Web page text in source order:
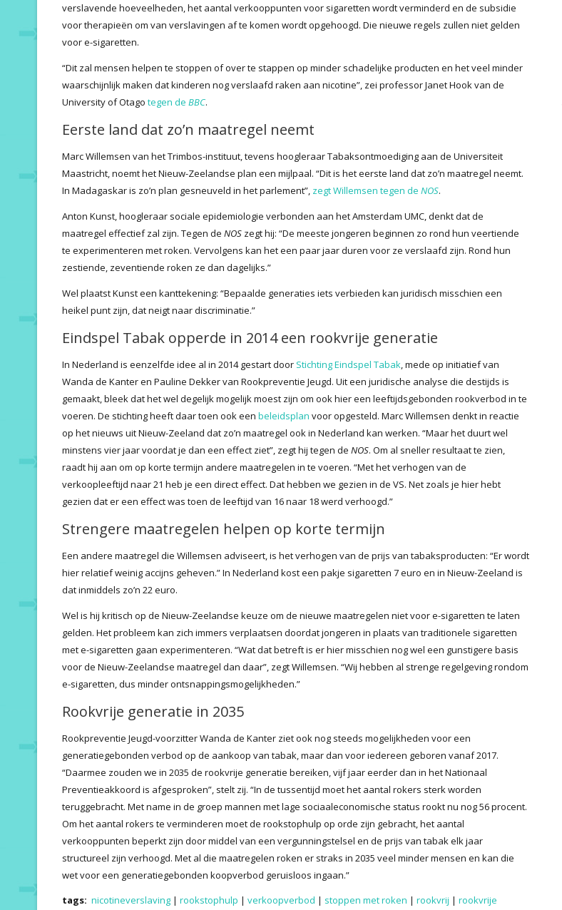
verslavende hoeveelheden, het aantal verkooppunten voor sigaretten wordt verminderd en de subsidie
voor therapieën om van verslavingen af te komen wordt opgehoogd. Die nieuwe regels zullen niet gelden
voor e-sigaretten.
“Dit zal mensen helpen te stoppen of over te stappen op minder schadelijke producten en het veel minder
waarschijnlijk maken dat kinderen nog verslaafd raken aan nicotine”, zei professor Janet Hook van de
University of Otago tegen de BBC.
Eerste land dat zo’n maatregel neemt
Marc Willemsen van het Trimbos-instituut, tevens hoogleraar Tabaksontmoediging aan de Universiteit
Maastricht, noemt het Nieuw-Zeelandse plan een mijlpaal. “Dit is het eerste land dat zo’n maatregel neemt.
In Madagaskar is zo’n plan gesneuveld in het parlement”, zegt Willemsen tegen de NOS.
Anton Kunst, hoogleraar sociale epidemiologie verbonden aan het Amsterdam UMC, denkt dat de
maatregel effectief zal zijn. Tegen de NOS zegt hij: “De meeste jongeren beginnen zo rond hun veertiende
te experimenteren met roken. Vervolgens kan het een paar jaar duren voor ze verslaafd zijn. Rond hun
zestiende, zeventiende roken ze dan dagelijks.”
Wel plaatst Kunst een kanttekening: “Bepaalde generaties iets verbieden kan juridisch misschien een
heikel punt zijn, dat neigt naar discriminatie.”
Eindspel Tabak opperde in 2014 een rookvrije generatie
In Nederland is eenzelfde idee al in 2014 gestart door Stichting Eindspel Tabak, mede op initiatief van
Wanda de Kanter en Pauline Dekker van Rookpreventie Jeugd. Uit een juridische analyse die destijds is
gemaakt, bleek dat het wel degelijk mogelijk moest zijn om ook hier een leeftijdsgebonden rookverbod in te
voeren. De stichting heeft daar toen ook een beleidsplan voor opgesteld. Marc Willemsen denkt in reactie
op het nieuws uit Nieuw-Zeeland dat zo’n maatregel ook in Nederland kan werken. “Maar het duurt wel
minstens vier jaar voordat je dan een effect ziet”, zegt hij tegen de NOS. Om al sneller resultaat te zien,
raadt hij aan om op korte termijn andere maatregelen in te voeren. “Met het verhogen van de
verkoopleeftijd naar 21 heb je een direct effect. Dat hebben we gezien in de VS. Net zoals je hier hebt
gezien dat er een effect was toen de leeftijd van 16 naar 18 werd verhoogd.”
Strengere maatregelen helpen op korte termijn
Een andere maatregel die Willemsen adviseert, is het verhogen van de prijs van tabaksproducten: “Er wordt
hier relatief weinig accijns geheven.” In Nederland kost een pakje sigaretten 7 euro en in Nieuw-Zeeland is
dat inmiddels zo’n 22 euro.
Wel is hij kritisch op de Nieuw-Zeelandse keuze om de nieuwe maatregelen niet voor e-sigaretten te laten
gelden. Het probleem kan zich immers verplaatsen doordat jongeren in plaats van traditionele sigaretten
met e-sigaretten gaan experimenteren. “Wat dat betreft is er hier misschien nog wel een gunstigere basis
voor de Nieuw-Zeelandse maatregel dan daar”, zegt Willemsen. “Wij hebben al strenge regelgeving rondom
e-sigaretten, dus minder ontsnappingsmogelijkheden.”
Rookvrije generatie in 2035
Rookpreventie Jeugd-voorzitter Wanda de Kanter ziet ook nog steeds mogelijkheden voor een
generatiegebonden verbod op de aankoop van tabak, maar dan voor iedereen geboren vanaf 2017.
“Daarmee zouden we in 2035 de rookvrije generatie bereiken, vijf jaar eerder dan in het Nationaal
Preventieakkoord is afgesproken”, stelt zij. “In de tussentijd moet het aantal rokers sterk worden
teruggebracht. Met name in de groep mannen met lage sociaaleconomische status rookt nu nog 56 procent.
Om het aantal rokers te verminderen moet de rookstophulp op orde zijn gebracht, het aantal
verkooppunten beperkt zijn door middel van een vergunningstelsel en de prijs van tabak elk jaar
structureel zijn verhoogd. Met al die maatregelen roken er straks in 2035 veel minder mensen en kan die
wet voor een generatiegebonden koopverbod geruisloos ingaan.”
tags: nicotineverslaving | rookstophulp | verkoopverbod | stoppen met roken | rookvrij | rookvrije